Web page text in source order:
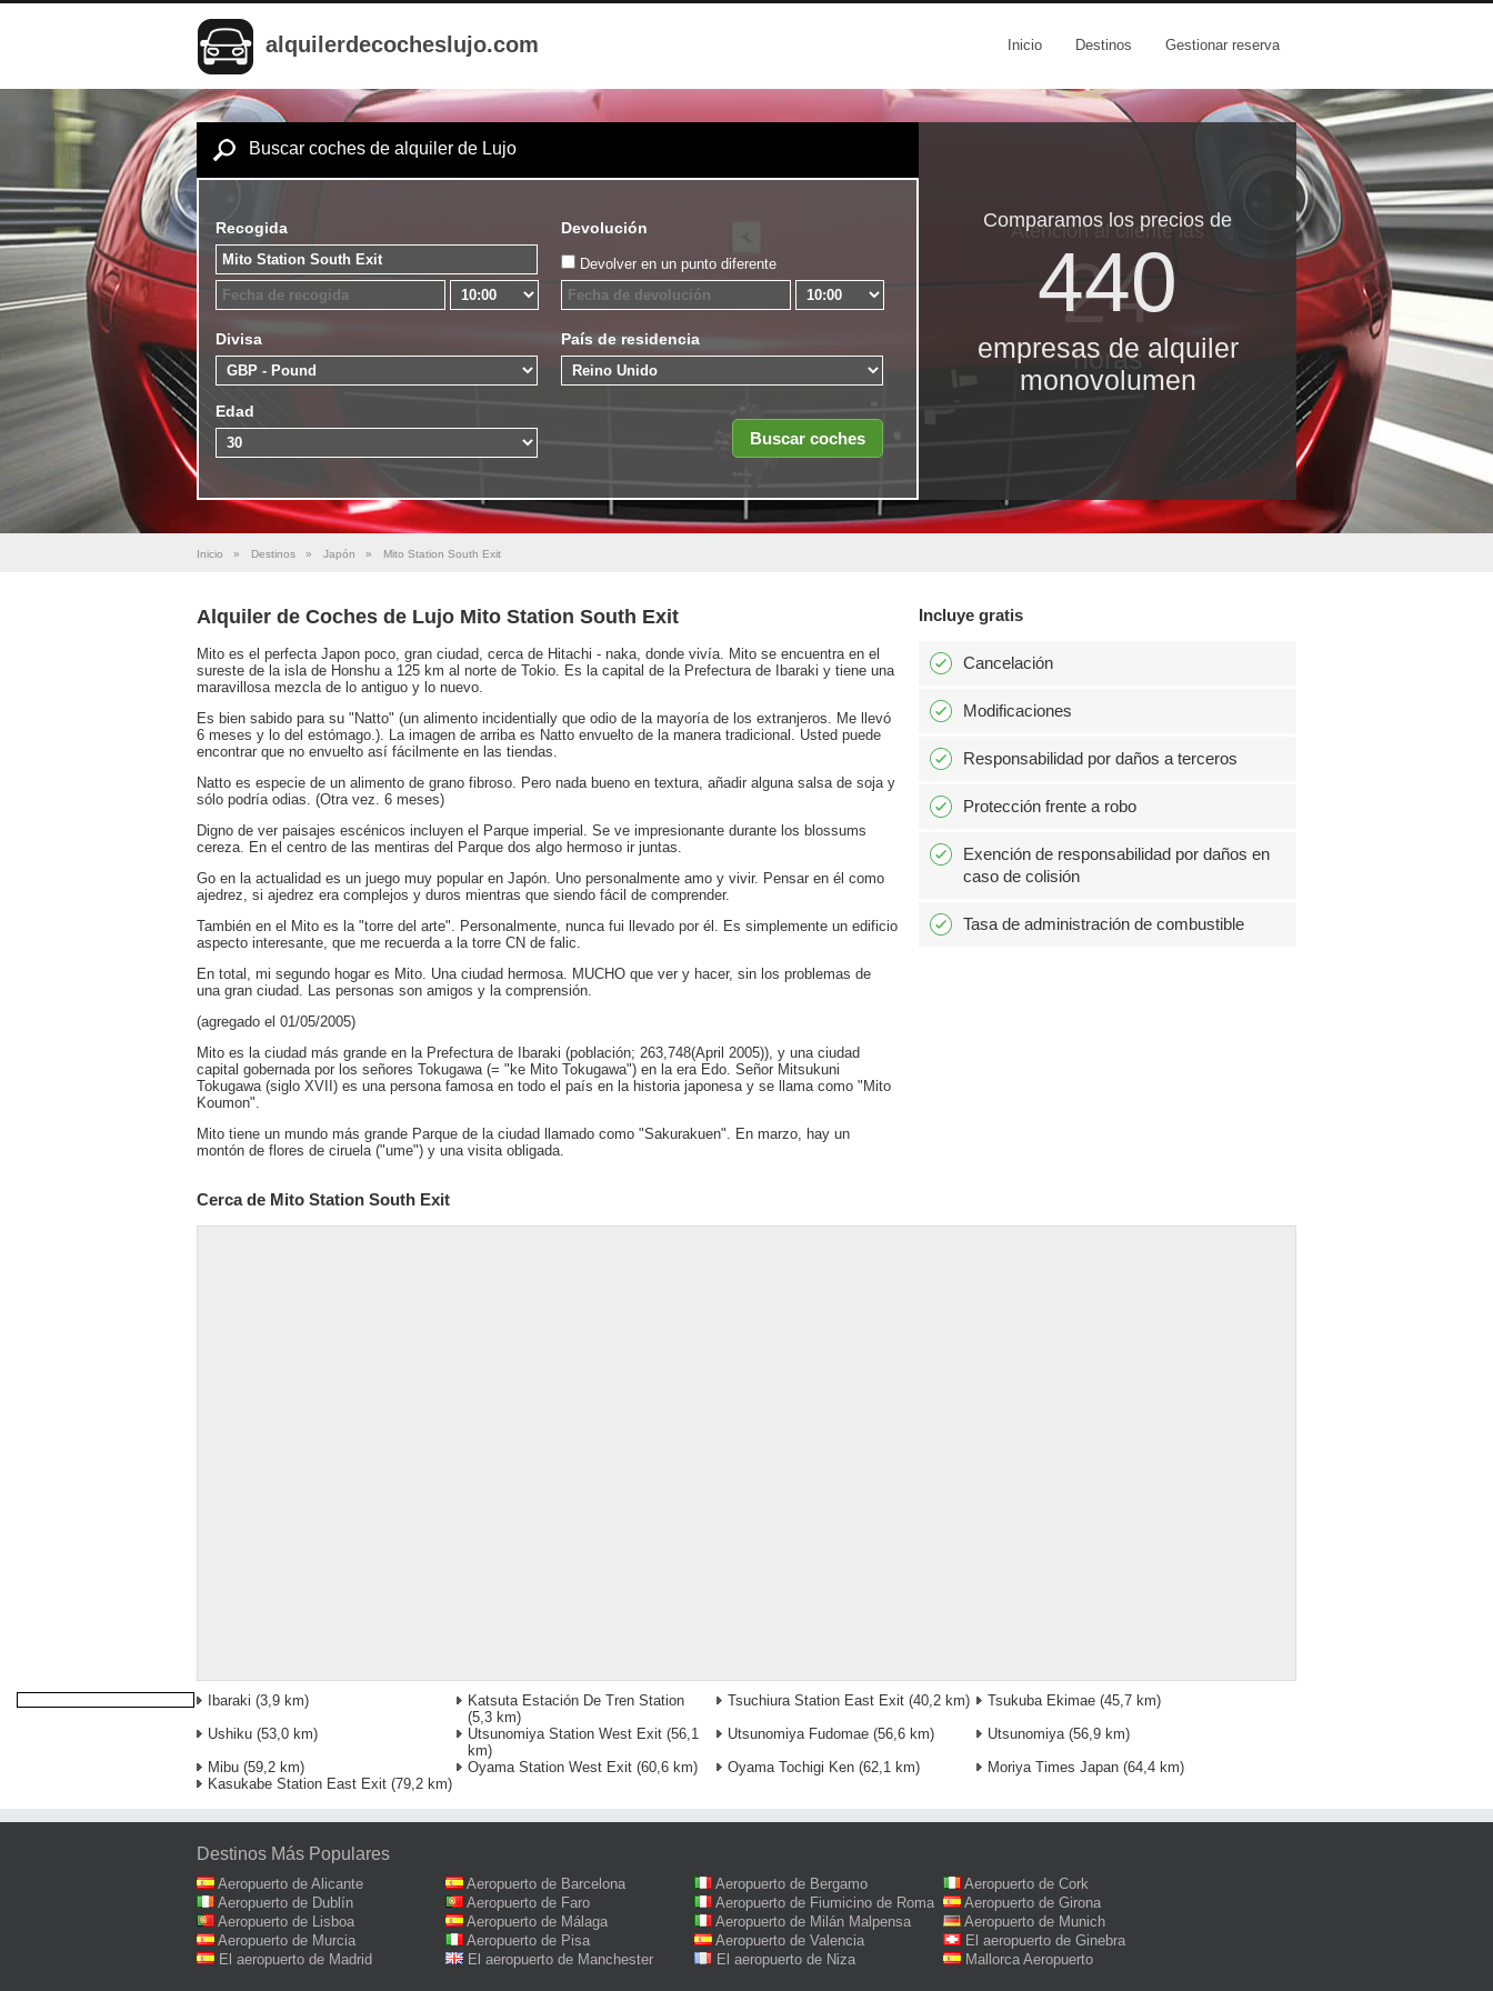
alquilerdecocheslujo.com Inicio Destinos Gestionar reserva
Buscar coches de alquiler de Lujo
Recogida Devolución
Devolver en un punto diferente
Divisa País de residencia
Edad
Comparamos los precios de
440
empresas de alquiler
monovolumen
Atención al cliente las
24
horas
Inicio » Destinos » Japón » Mito Station South Exit
Alquiler de Coches de Lujo Mito Station South Exit
Mito es el perfecta Japon poco, gran ciudad, cerca de Hitachi - naka, donde vivía. Mito se encuentra en el
sureste de la isla de Honshu a 125 km al norte de Tokio. Es la capital de la Prefectura de Ibaraki y tiene una
maravillosa mezcla de lo antiguo y lo nuevo.
Es bien sabido para su "Natto" (un alimento incidentially que odio de la mayoría de los extranjeros. Me llevó
6 meses y lo del estómago.). La imagen de arriba es Natto envuelto de la manera tradicional. Usted puede
encontrar que no envuelto así fácilmente en las tiendas.
Natto es especie de un alimento de grano fibroso. Pero nada bueno en textura, añadir alguna salsa de soja y
sólo podría odias. (Otra vez. 6 meses)
Digno de ver paisajes escénicos incluyen el Parque imperial. Se ve impresionante durante los blossums
cereza. En el centro de las mentiras del Parque dos algo hermoso ir juntas.
Go en la actualidad es un juego muy popular en Japón. Uno personalmente amo y vivir. Pensar en él como
ajedrez, si ajedrez era complejos y duros mientras que siendo fácil de comprender.
También en el Mito es la "torre del arte". Personalmente, nunca fui llevado por él. Es simplemente un edificio
aspecto interesante, que me recuerda a la torre CN de falic.
En total, mi segundo hogar es Mito. Una ciudad hermosa. MUCHO que ver y hacer, sin los problemas de
una gran ciudad. Las personas son amigos y la comprensión.
(agregado el 01/05/2005)
Mito es la ciudad más grande en la Prefectura de Ibaraki (población; 263,748(April 2005)), y una ciudad
capital gobernada por los señores Tokugawa (= "ke Mito Tokugawa") en la era Edo. Señor Mitsukuni
Tokugawa (siglo XVII) es una persona famosa en todo el país en la historia japonesa y se llama como "Mito
Koumon".
Mito tiene un mundo más grande Parque de la ciudad llamado como "Sakurakuen". En marzo, hay un
montón de flores de ciruela ("ume") y una visita obligada.
Incluye gratis
Cancelación
Modificaciones
Responsabilidad por daños a terceros
Protección frente a robo
Exención de responsabilidad por daños en
caso de colisión
Tasa de administración de combustible
Cerca de Mito Station South Exit
Ibaraki (3,9 km)
Katsuta Estación De Tren Station
(5,3 km)
Tsuchiura Station East Exit (40,2 km) Tsukuba Ekimae (45,7 km)
Ushiku (53,0 km) Utsunomiya Station West Exit (56,1
km)
Utsunomiya Fudomae (56,6 km) Utsunomiya(56,9 km)
Mibu (59,2 km) Oyama Station West Exit (60,6 km) Oyama Tochigi Ken (62,1 km) Moriya Times Japan (64,4 km)
Kasukabe Station East Exit (79,2 km)
Destinos Más Populares
Aeropuerto de Alicante Aeropuerto de Barcelona Aeropuerto de Bergamo
Aeropuerto de Cork
Aeropuerto de Dublín
Aeropuerto de Faro Aeropuerto de Fiumicino de Roma
Aeropuerto de Girona
Aeropuerto de Lisboa
Aeropuerto de Málaga Aeropuerto de Milán Malpensa
Aeropuerto de Munich
Aeropuerto de Murcia
Aeropuerto de Pisa Aeropuerto de Valencia
El aeropuerto de Ginebra
El aeropuerto de Madrid
El aeropuerto de Manchester El aeropuerto de Niza Mallorca Aeropuerto